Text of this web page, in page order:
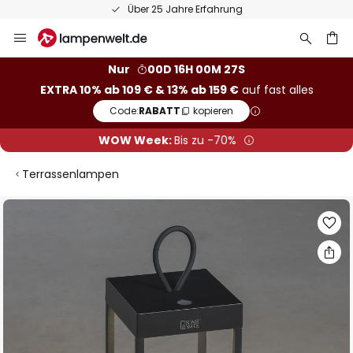
Über 25 Jahre Erfahrung
Inhalt
Nur
00D 16H 00M 27S
EXTRA 10% ab 109 € & 13% ab 159 €auf fast alles
Code:RABATT kopieren
WOW Week:Bis zu -70%
Terrassenlampen
Zum